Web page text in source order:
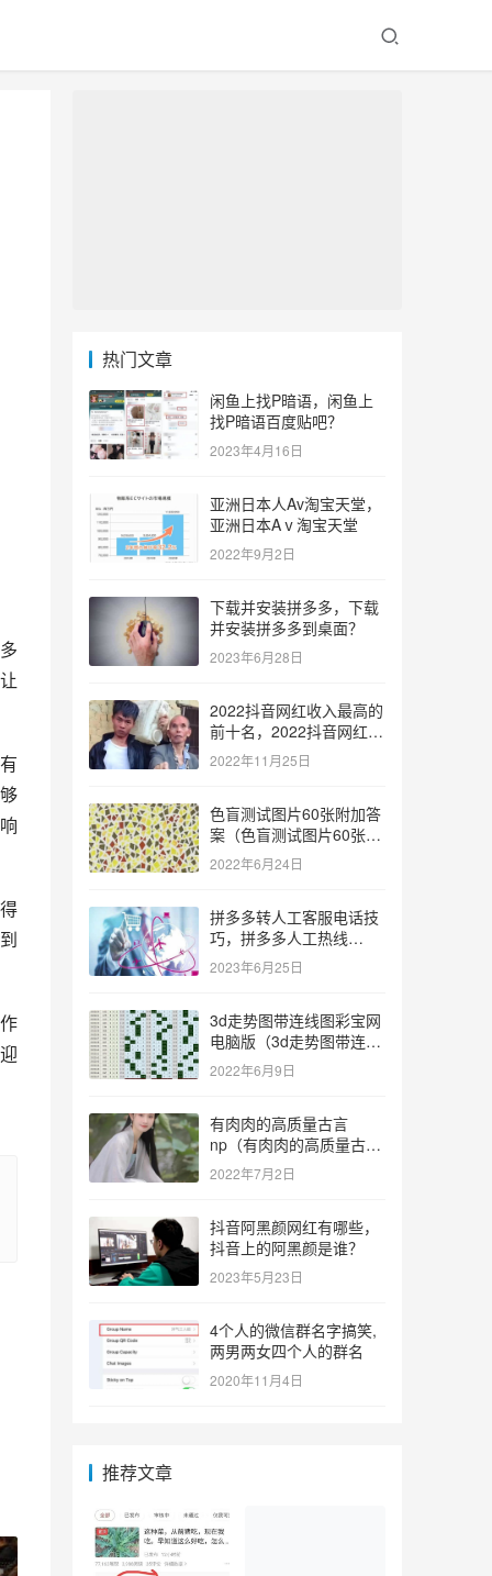
热门文章
闲鱼上找P暗语，闲鱼上
找P暗语百度贴吧？
2023年4月16日
亚洲日本人Av淘宝天堂，
亚洲日本Aⅴ淘宝天堂
2022年9月2日
下载并安装拼多多，下载
并安装拼多多到桌面？
2023年6月28日
2022抖音网红收入最高的
前十名，2022抖音网红收
入最高的前十名有哪些？
2022年11月25日
色盲测试图片60张附加答
案（色盲测试图片60张复
杂）
2022年6月24日
拼多多转人工客服电话技
巧，拼多多人工热线
9541344？
2023年6月25日
3d走势图带连线图彩宝网
电脑版（3d走势图带连线
图彩宝网手机版）
2022年6月9日
有肉肉的高质量古言
np（有肉肉的高质量古言
np推荐）
2022年7月2日
抖音阿黑颜网红有哪些，
抖音上的阿黑颜是谁？
2023年5月23日
4个人的微信群名字搞笑,
两男两女四个人的群名
2020年11月4日
推荐文章